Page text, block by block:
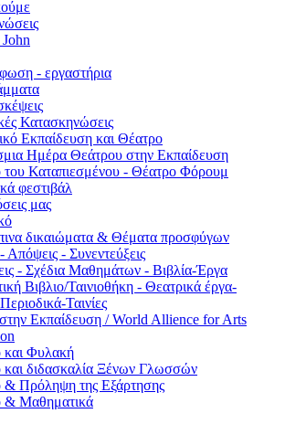
- εργαστήρια
Κατασκηνώσεις
Εκπαίδευση και Θέατρο
Ημέρα Θεάτρου στην Εκπαίδευση
του Καταπιεσμένου - Θέατρο Φόρουμ
φεστιβάλ
μας
δικαιώματα & Θέματα προσφύγων
- Συνεντεύξεις
- Σχέδια Μαθημάτων - Βιβλία-Έργα
Βιβλιο/Ταινιοθήκη - Θεατρικά έργα-
Ταινίες
Εκπαίδευση / World Allience for Arts
και Φυλακή
και διδασκαλία Ξένων Γλωσσών
& Πρόληψη της Εξάρτησης
& Μαθηματικά